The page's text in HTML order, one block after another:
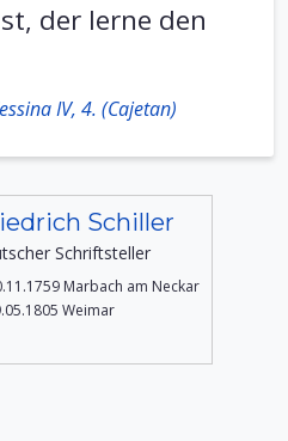
der lerne den
IV, 4. (Cajetan)
Schiller
Schriftsteller
Marbach am Neckar
Weimar